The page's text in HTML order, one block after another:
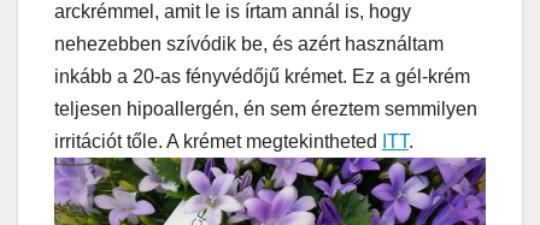
arckrémmel, amit le is írtam annál is, hogy
nehezebben szívódik be, és azért használtam
inkább a 20-as fényvédőjű krémet. Ez a gél-krém
teljesen hipoallergén, én sem éreztem semmilyen
irritációt tőle. A krémet megtekintheted ITT.